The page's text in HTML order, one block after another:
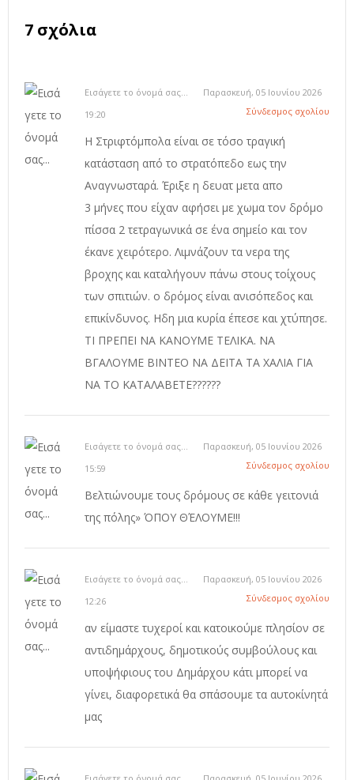
7 σχόλια
Εισάγετε το όνομά σας...
Παρασκευή, 05 Ιουνίου 2026
19:20
Σύνδεσμος σχολίου
Η Στριφτόμπολα είναι σε τόσο τραγική
κατάσταση από το στρατόπεδο εως την
Αναγνωσταρά. Έριξε η δευατ μετα απο
3 μήνες που είχαν αφήσει με χωμα τον δρόμο
πίσσα 2 τετραγωνικά σε ένα σημείο και τον
έκανε χειρότερο. Λιμνάζουν τα νερα της
βροχης και καταλήγουν πάνω στους τοίχους
των σπιτιών. ο δρόμος είναι ανισόπεδος και
επικίνδυνος. Ηδη μια κυρία έπεσε και χτύπησε.
ΤΙ ΠΡΕΠΕΙ ΝΑ ΚΑΝΟΥΜΕ ΤΕΛΙΚΑ. ΝΑ
ΒΓΑΛΟΥΜΕ ΒΙΝΤΕΟ ΝΑ ΔΕΙΤΑ ΤΑ ΧΑΛΙΑ ΓΙΑ
ΝΑ ΤΟ ΚΑΤΑΛΑΒΕΤΕ??????
Εισάγετε το όνομά σας...
Παρασκευή, 05 Ιουνίου 2026
15:59
Σύνδεσμος σχολίου
Βελτιώνουμε τους δρόμους σε κάθε γειτονιά
της πόλης» ΌΠΟΥ ΘΈΛΟΥΜΕ!!!
Εισάγετε το όνομά σας...
Παρασκευή, 05 Ιουνίου 2026
12:26
Σύνδεσμος σχολίου
αν είμαστε τυχεροί και κατοικούμε πλησίον σε
αντιδημάρχους, δημοτικούς συμβούλους και
υποψήφιους του Δημάρχου κάτι μπορεί να
γίνει, διαφορετικά θα σπάσουμε τα αυτοκίνητά
μας